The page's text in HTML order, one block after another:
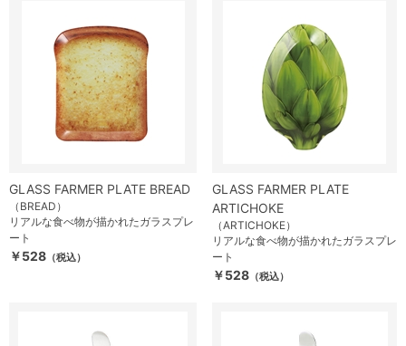
GLASS FARMER PLATE BREAD
（BREAD）
リアルな食べ物が描かれたガラスプレ
ート
￥528 （税込）
GLASS FARMER PLATE
ARTICHOKE
（ARTICHOKE）
リアルな食べ物が描かれたガラスプレ
ート
￥528 （税込）